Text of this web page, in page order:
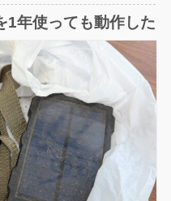
稿
日
テ
ゴ
リ
1年使っても動作した